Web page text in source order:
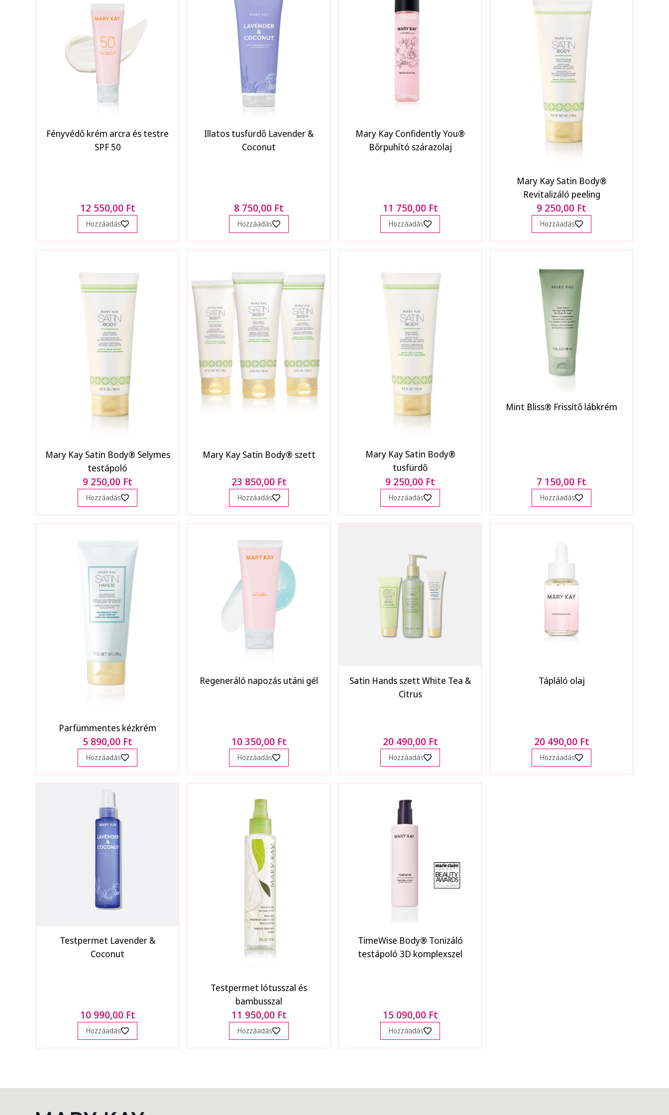
Fényvédő krém arcra és testre
SPF 50
12 550,00 Ft
Hozzáadás
Illatos tusfürdő Lavender &
Coconut
8 750,00 Ft
Hozzáadás
Mary Kay Confidently You®
Bőrpuhító szárazolaj
11 750,00 Ft
Hozzáadás
Mary Kay Satin Body®
Revitalizáló peeling
9 250,00 Ft
Hozzáadás
Mary Kay Satin Body® Selymes
testápoló
9 250,00 Ft
Hozzáadás
Mary Kay Satin Body® szett
23 850,00 Ft
Hozzáadás
Mary Kay Satin Body®
tusfürdő
9 250,00 Ft
Hozzáadás
Mint Bliss® Frissítő lábkrém
7 150,00 Ft
Hozzáadás
Parfümmentes kézkrém
5 890,00 Ft
Hozzáadás
Regeneráló napozás utáni gél
10 350,00 Ft
Hozzáadás
Satin Hands szett White Tea &
Citrus
20 490,00 Ft
Hozzáadás
Tápláló olaj
20 490,00 Ft
Hozzáadás
Testpermet Lavender &
Coconut
10 990,00 Ft
Hozzáadás
Testpermet lótusszal és
bambusszal
11 950,00 Ft
Hozzáadás
TimeWise Body® Tonizáló
testápoló 3D komplexszel
15 090,00 Ft
Hozzáadás